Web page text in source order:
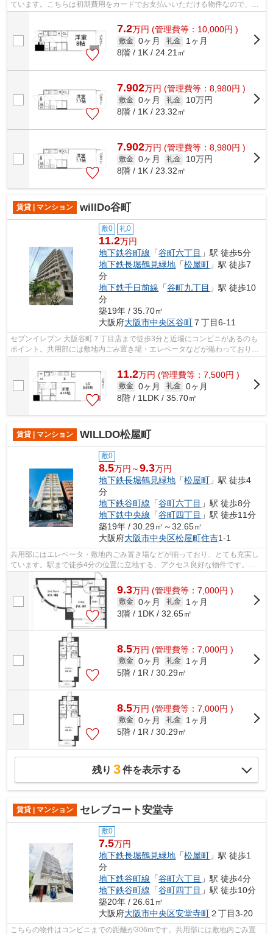
ています。こちらは初期費用をカードでお支払いいただける物件なので、支
払い手続きの手間が省けます。デザイ...
7.2万円 (管理費等：10,000円 )
敷金 0ヶ月 礼金
1ヶ月
8階 / 1K / 24.21㎡
7.902万円 (管理費等：8,980円 )
敷金 0ヶ月 礼金
10万円
8階 / 1K / 23.32㎡
7.902万円 (管理費等：8,980円 )
敷金 0ヶ月 礼金
10万円
8階 / 1K / 23.32㎡
賃貸 | マンション willDo谷町
敷0 礼0
11.2万円
地下鉄谷町線 「谷町六丁目 」駅 徒歩5分
地下鉄長堀鶴見緑地 「松屋町 」駅 徒歩7
分
地下鉄千日前線 「谷町九丁目 」駅 徒歩10
分
築19年 / 35.70㎡
大阪府大阪市中央区谷町 ７丁目6-11
セブンイレブン 大阪谷町７丁目店まで徒歩3分と近場にコンビニがあるのも
ポイント。共用部には敷地内ごみ置き場・エレベータなどが備わっておりと
11.2万円 (管理費等：7,500円 )
敷金 0ヶ月 礼金 0ヶ月
8階 / 1LDK / 35.70㎡
賃貸 | マンション WILLDO松屋町
敷0
8.5万円～9.3万円
地下鉄長堀鶴見緑地 「松屋町 」駅 徒歩4
分
地下鉄谷町線 「谷町六丁目 」駅 徒歩8分
地下鉄中央線 「谷町四丁目 」駅 徒歩11分
築19年 / 30.29㎡～32.65㎡
大阪府大阪市中央区松屋町住吉1-1
共用部にはエレベータ・敷地内ごみ置き場などが揃っており、とても充実し
ています。駅まで徒歩4分の位置に立地する、アクセス良好な物件です。眺
望良好なマンションです。様々な場所へ...
9.3万円 (管理費等：7,000円 )
敷金 0ヶ月 礼金
1ヶ月
3階 / 1DK / 32.65㎡
8.5万円 (管理費等：7,000円 )
敷金 0ヶ月 礼金
1ヶ月
5階 / 1R / 30.29㎡
8.5万円 (管理費等：7,000円 )
敷金 0ヶ月 礼金
1ヶ月
5階 / 1R / 30.29㎡
残り 3件を表示する
賃貸 | マンション セレブコート安堂寺
敷0
7.5万円
地下鉄長堀鶴見緑地 「松屋町 」駅 徒歩1
分
地下鉄谷町線 「谷町六丁目 」駅 徒歩4分
地下鉄谷町線 「谷町四丁目 」駅 徒歩10分
築20年 / 26.61㎡
大阪府大阪市中央区安堂寺町２丁目3-20
こちらの物件はコンビニまでの距離が306mです。共用部には敷地内ごみ置